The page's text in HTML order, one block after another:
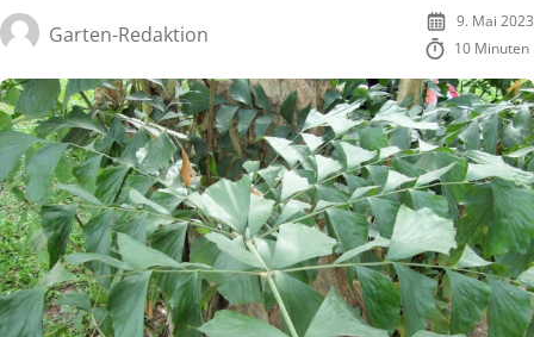
Garten-Redaktion
9. Mai 2023
10 Minuten